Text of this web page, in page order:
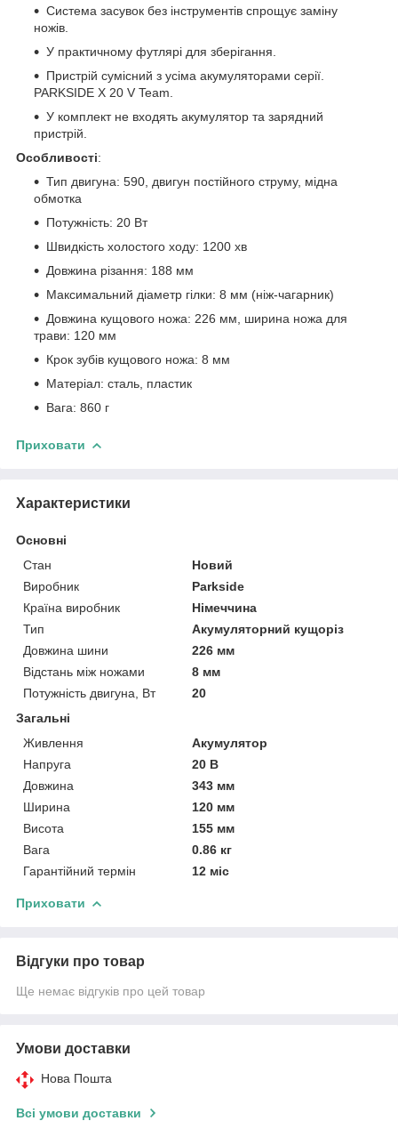
Система засувок без інструментів спрощує заміну
ножів.
У практичному футлярі для зберігання.
Пристрій сумісний з усіма акумуляторами серії.
PARKSIDE X 20 V Team.
У комплект не входять акумулятор та зарядний
пристрій.
Особливості:
Тип двигуна: 590, двигун постійного струму, мідна
обмотка
Потужність: 20 Вт
Швидкість холостого ходу: 1200 хв
Довжина різання: 188 мм
Максимальний діаметр гілки: 8 мм (ніж-чагарник)
Довжина кущового ножа: 226 мм, ширина ножа для
трави: 120 мм
Крок зубів кущового ножа: 8 мм
Матеріал: сталь, пластик
Вага: 860 г
Приховати
Характеристики
Основні
Стан
Новий
Виробник
Parkside
Країна виробник
Німеччина
Тип
Акумуляторний кущоріз
Довжина шини
226 мм
Відстань між ножами
8 мм
Потужність двигуна, Вт
20
Загальні
Живлення
Акумулятор
Напруга
20 В
Довжина
343 мм
Ширина
120 мм
Висота
155 мм
Вага
0.86 кг
Гарантійний термін
12 міс
Приховати
Відгуки про товар
Ще немає відгуків про цей товар
Умови доставки
Нова Пошта
Всі умови доставки